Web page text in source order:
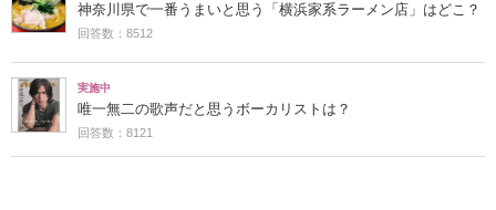
神奈川県で一番うまいと思う「横浜家系ラーメン店」はどこ？
回答数：8512
実施中
唯一無二の歌声だと思うボーカリストは？
回答数：8121